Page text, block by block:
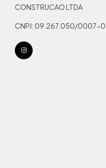
CONSTRUCAO LTDA
CNPJ: 09.267.050/0007-